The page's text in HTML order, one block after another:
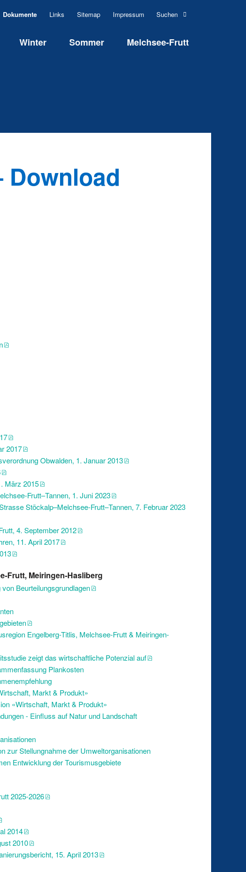
Winter Sommer Melchsee-Frutt
Navigation
Dokumente Links Sitemap Impressum
Download
2017
Obwalden, 1. Januar 2013
März 2015
Frutt–Tannen, 1. Juni 2023
Stöckalp–Melchsee-Frutt–Tannen, 7. Februar 2023
4. September 2012
11. April 2017
Frutt, Meiringen-Hasliberg
Beurteilungsgrundlagen
Engelberg-Titlis, Melchsee-Frutt & Meiringen-
zeigt das wirtschaftliche Potenzial auf
Plankosten
Markt & Produkt»
«Wirtschaft, Markt & Produkt»
- Einfluss auf Natur und Landschaft
zur Stellungnahme der Umweltorganisationen
Entwicklung der Tourismusgebiete
2025-2026
2014
2010
15. April 2013